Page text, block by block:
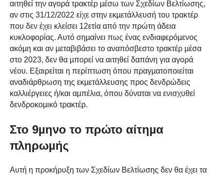
αιτηθεί την αγορά τρακτέρ µέσω των Σχεδίων Βελτίωσης,
αν στις 31/12/2022 είχε στην εκµετάλλευσή του τρακτέρ
που δεν έχει κλείσει 12ετία από την πρώτη άδεια
κυκλοφορίας. Αυτό σηµαίνει πως ένας ενδιαφερόµενος
ακόµη και αν µεταβιβάσει το αναπόσβεστο τρακτέρ µέσα
στο 2023, δεν θα µπορεί να αιτηθεί δαπάνη για αγορά
νέου. Εξαιρείται η περίπτωση όπου πραγµατοποιείται
αναδιάρθρωση της εκµετάλλευσης προς δενδρώδεις
καλλιέργειες ή/και αµπέλια, όπου δύναται να ενισχυθεί
δενδροκοµικό τρακτέρ.
Στο 9µηνο το πρώτο αίτηµα
πληρωµής
Αυτή η προκήρυξη των Σχεδίων Βελτίωσης δεν θα έχει τα